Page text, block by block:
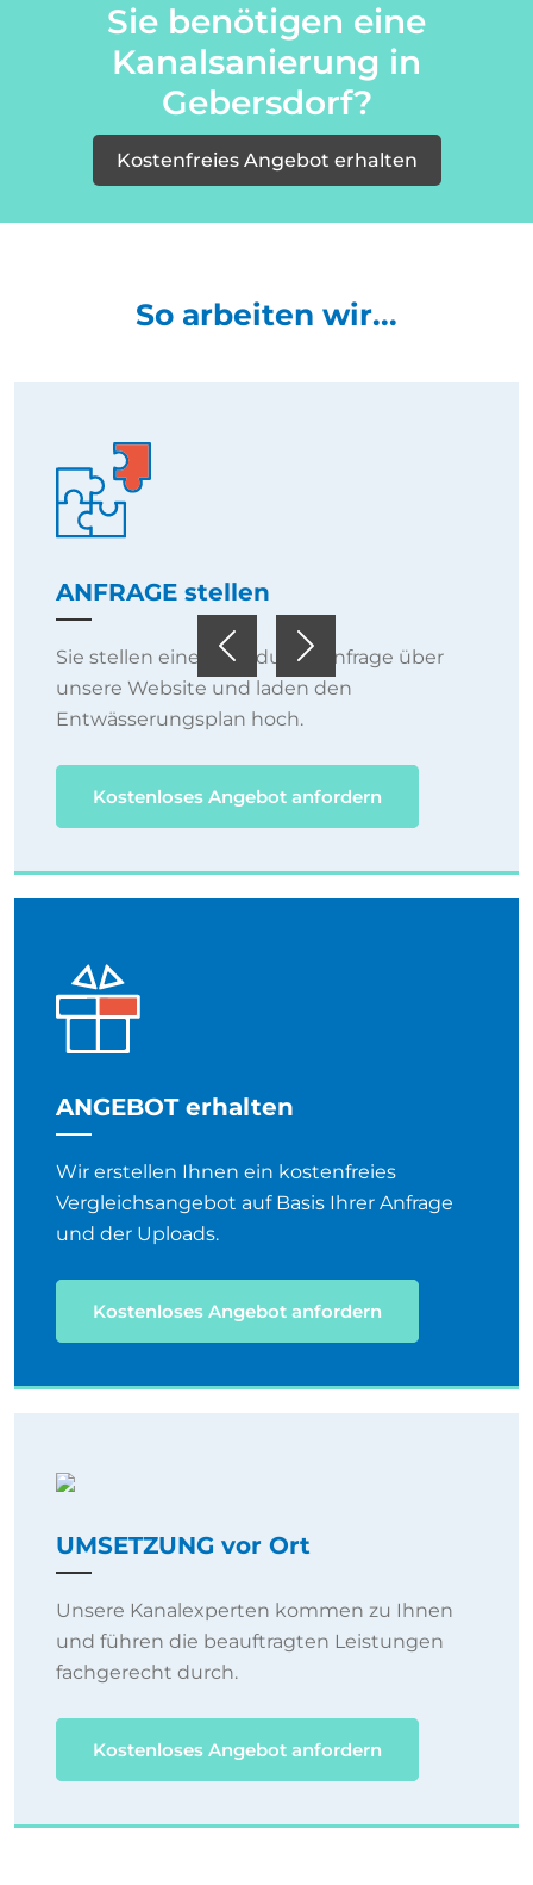
PreviousNext
Sie benötigen eine
Kanalsanierung in
Gebersdorf?
Kostenfreies Angebot erhalten
So arbeiten wir...
ANFRAGE stellen
Sie stellen eine individuelle Anfrage über
unsere Website und laden den
Entwässerungsplan hoch.
Kostenloses Angebot anfordern
ANGEBOT erhalten
Wir erstellen Ihnen ein kostenfreies
Vergleichsangebot auf Basis Ihrer Anfrage
und der Uploads.
Kostenloses Angebot anfordern
UMSETZUNG vor Ort
Unsere Kanalexperten kommen zu Ihnen
und führen die beauftragten Leistungen
fachgerecht durch.
Kostenloses Angebot anfordern